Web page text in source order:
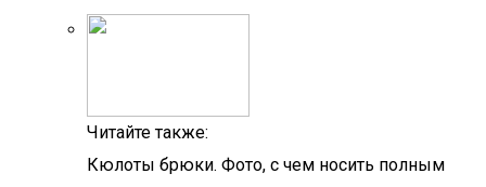
Читайте также:
Кюлоты брюки. Фото, с чем носить полным